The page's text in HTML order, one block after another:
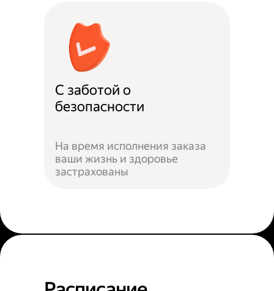
С заботой о
безопасности
На время исполнения заказа
ваши жизнь и здоровье
застрахованы